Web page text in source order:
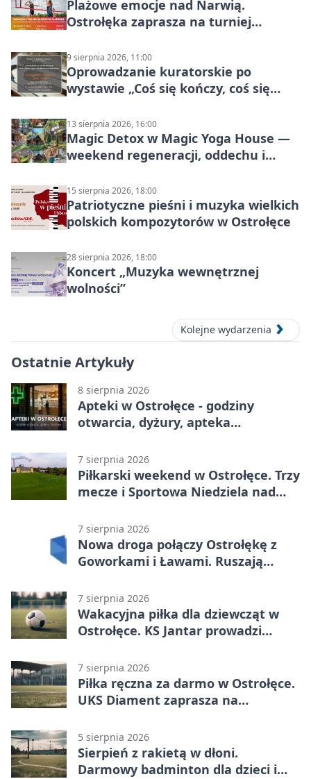
Plażowe emocje nad Narwią.
Ostrołęka zaprasza na turniej
9 sierpnia 2026, 11:00
Oprowadzanie kuratorskie po
wystawie „Coś się kończy, coś się
Mazowsza do Korony”
13 sierpnia 2026, 16:00
Magic Detox w Magic Yoga House —
weekend regeneracji, oddechu i
15 sierpnia 2026, 18:00
Patriotyczne pieśni i muzyka wielkich
polskich kompozytorów w Ostrołęce
28 sierpnia 2026, 18:00
Koncert „Muzyka wewnętrznej
wolności”
Kolejne wydarzenia
Ostatnie Artykuły
8 sierpnia 2026
Apteki w Ostrołęce - godziny
otwarcia, dyżury, apteka
7 sierpnia 2026
Piłkarski weekend w Ostrołęce. Trzy
mecze i Sportowa Niedziela nad
7 sierpnia 2026
Nowa droga połączy Ostrołękę z
Goworkami i Ławami. Ruszają
7 sierpnia 2026
Wakacyjna piłka dla dziewcząt w
Ostrołęce. KS Jantar prowadzi
7 sierpnia 2026
Piłka ręczna za darmo w Ostrołęce.
UKS Diament zaprasza na
5 sierpnia 2026
Sierpień z rakietą w dłoni.
Darmowy badminton dla dzieci i